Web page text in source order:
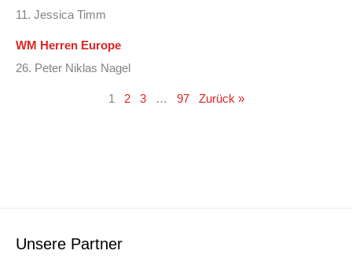
11. Jessica Timm
WM Herren Europe
26. Peter Niklas Nagel
1 2 3 … 97 Zurück »
Unsere Partner